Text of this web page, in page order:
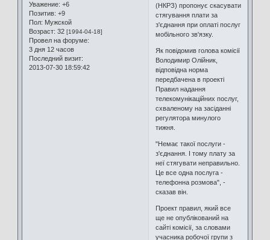
Уважение: +6
Позитив: +9
Пол: Мужской
Возраст: 32 [1994-04-18]
Провел на форуме:
3 дня 12 часов
Последний визит:
2013-07-30 18:59:42
(НКРЗ) пропонує скасувати
стягування плати за
з'єднання при оплаті послуг
мобільного зв'язку.
Як повідомив голова комісії
Володимир Олійник,
відповідна норма
передбачена в проекті
Правил надання
телекомунікаційних послуг,
схваленому на засіданні
регулятора минулого
тижня.
"Немає такої послуги -
з'єднання. І тому плату за
неї стягувати неправильно.
Це все одна послуга -
телефонна розмова", -
сказав він.
Проект правил, який все
ще не опублікований на
сайті комісії, за словами
учасника робочої групи з